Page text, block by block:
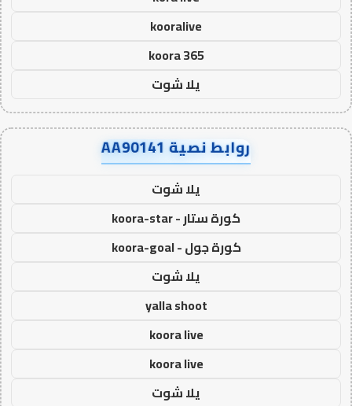
kooralive
koora 365
يلا شوت
روابط نصية AA90141
يلا شوت
كورة ستار - koora-star
كورة جول - koora-goal
يلا شوت
yalla shoot
koora live
koora live
يلا شوت